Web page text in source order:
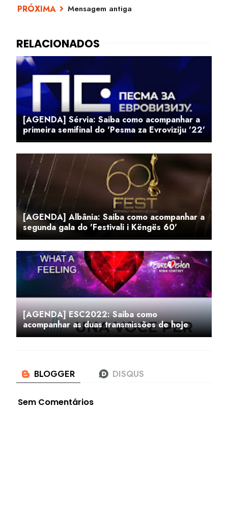
Mensagem antiga
[AGENDA] Sérvia: Saiba como acompanhar a
primeira semifinal do 'Pesma za Evroviziju '22'
[AGENDA] Albânia: Saiba como acompanhar a
segunda gala do 'Festivali i Këngës 60'
[AGENDA] ESC2022: Saiba como
acompanhar as duas transmissões de hoje
Sem Comentários